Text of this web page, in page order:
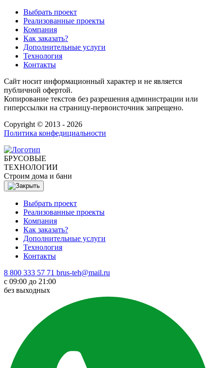
Выбрать проект
Реализованные проекты
Компания
Как заказать?
Дополнительные услуги
Технология
Контакты
Сайт носит информационный характер и не является
публичной офертой.
Копирование текстов без разрешения администрации или
гиперссылки на страницу-первоисточник запрещено.
Copyright © 2013 - 2026
Политика конфедициальности
БРУСОВЫЕ
ТЕХНОЛОГИИ
Строим дома и бани
Выбрать проект
Реализованные проекты
Компания
Как заказать?
Дополнительные услуги
Технология
Контакты
8 800 333 57 71 brus-teh@mail.ru
с 09:00 до 21:00
без выходных